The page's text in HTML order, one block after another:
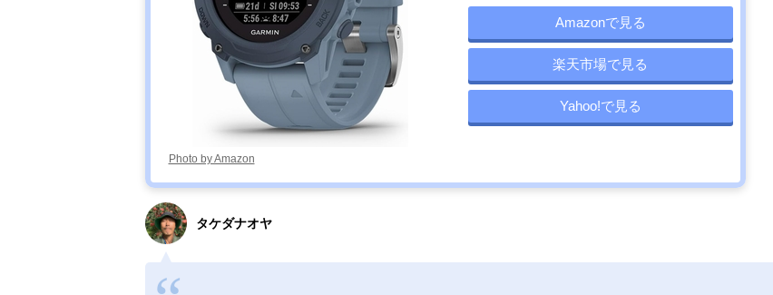
Photo by Amazon
Amazonで見る
楽天市場で見る
Yahoo!で見る
タケダナオヤ